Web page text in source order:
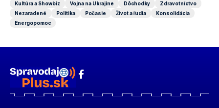
Kultúra a Showbiz
Vojna na Ukrajine Dôchodky
Zdravotníctvo
Nezaradené
Politika Počasie Život a ľudia
Konsolidácia
Energopomoc